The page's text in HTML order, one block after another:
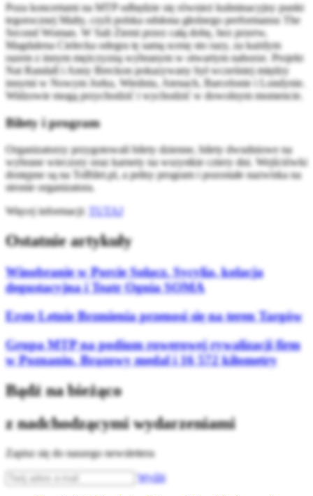
Poza koncertami na MTP odbędzie się również kulminacyjny punkt
tegorocznej Malty, czyli polska odsłona głośnego performansu The
Second Woman. W Sali Ziemi przez całą dobę, bez przerw,
Magdalena Cielecka odegra tę samą scenę sto razy, za każdym
razem z innym mężczyzną wybranym w otwartym naborze. Projekt
Nat Randall i Anny Breckon pokazywany był wcześniej między
innymi w Nowym Jorku, Wiedniu, Atenach, Barcelonie i Londynie.
Widzowie mogą przychodzić i wychodzić w dowolnym momencie.
Bilety i program
Organizatorzy przygotowali bilety dzienne, bilety dwudniowe na
wybrane wieczory oraz karnety na wszystkie cztery dni. Wejściówki
dostępne są na ToBilet.pl, a pełny program i pozostałe nazwiska na
stronie organizatora.
Więcej informacji:
TUTAJ
Ostatnie artykuły
Winobranie w Porcie Sołacz. Sycylia, kolacja
degustacyjna i Teatr Ognia SOMA
Erste Letnie Brzmienia przenosi się na teren Targów
Grupa MTP na podium rowerowej rywalizacji firm
w Poznaniu. Brązowy medal i 16 572 kilometry
Bądź na bieżąco
z nadchodzącymi wydarzeniami
Zapisz się do naszego newslettera
Wyślij